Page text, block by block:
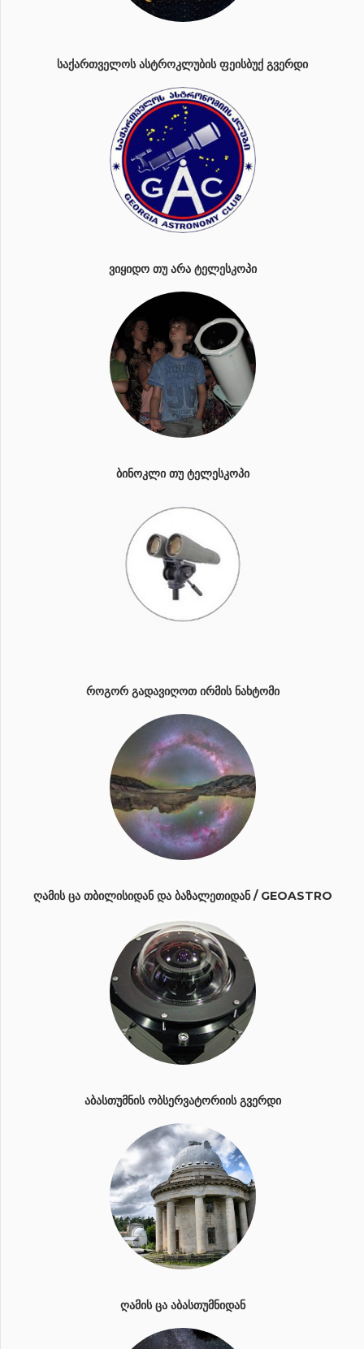
ᲡᲐᲥᲐᲠᲗᲕᲔᲚᲝᲡ ᲐᲡᲢᲠᲝᲙᲚᲣᲑᲘᲡ ᲤᲔᲘᲡᲑᲣᲥ ᲒᲕᲔᲠᲓᲘ
ᲕᲘᲧᲘᲓᲝ ᲗᲣ ᲐᲠᲐ ᲢᲔᲚᲔᲡᲙᲝᲞᲘ
ᲑᲘᲜᲝᲙᲚᲘ ᲗᲣ ᲢᲔᲚᲔᲡᲙᲝᲞᲘ
ᲠᲝᲒᲝᲠ ᲒᲐᲓᲐᲕᲘᲦᲝᲗ ᲘᲠᲛᲘᲡ ᲜᲐᲮᲢᲝᲛᲘ
ᲦᲐᲛᲘᲡ ᲪᲐ ᲗᲑᲘᲚᲘᲡᲘᲓᲐᲜ ᲓᲐ ᲑᲐᲖᲐᲚᲔᲗᲘᲓᲐᲜ / GEOASTRO
ᲐᲑᲐᲡᲗᲣᲛᲜᲘᲡ ᲝᲑᲡᲔᲠᲕᲐᲢᲝᲠᲘᲘᲡ ᲒᲕᲔᲠᲓᲘ
ᲦᲐᲛᲘᲡ ᲪᲐ ᲐᲑᲐᲡᲗᲣᲛᲜᲘᲓᲐᲜ